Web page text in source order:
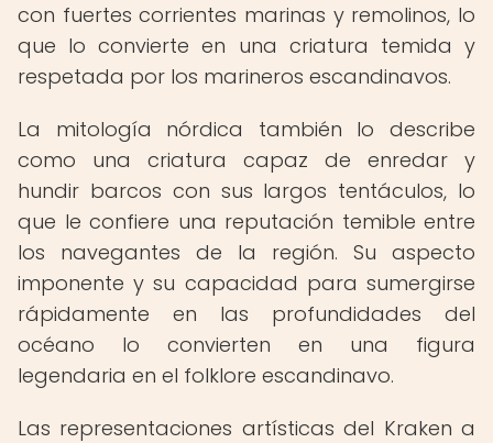
con fuertes corrientes marinas y remolinos, lo
que lo convierte en una criatura temida y
respetada por los marineros escandinavos.
La mitología nórdica también lo describe
como una criatura capaz de enredar y
hundir barcos con sus largos tentáculos, lo
que le confiere una reputación temible entre
los navegantes de la región. Su aspecto
imponente y su capacidad para sumergirse
rápidamente en las profundidades del
océano lo convierten en una figura
legendaria en el folklore escandinavo.
Las representaciones artísticas del Kraken a